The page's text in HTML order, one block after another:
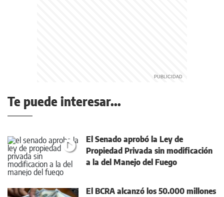
Te puede interesar...
El Senado aprobó la Ley de
Propiedad Privada sin modificación
a la del Manejo del Fuego
El BCRA alcanzó los 50.000 millones